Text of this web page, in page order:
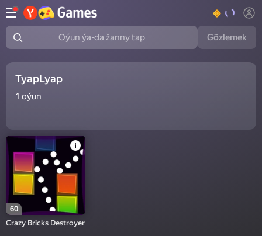
Oýun ýa-da žanny tap Gözlemek
TyapLyap
1 oýun
60
Crazy Bricks Destroyer